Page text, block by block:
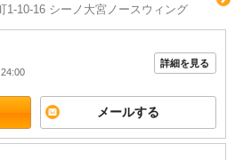
1-10-16 シーノ大宮ノースウィング
詳細を見る
メールする